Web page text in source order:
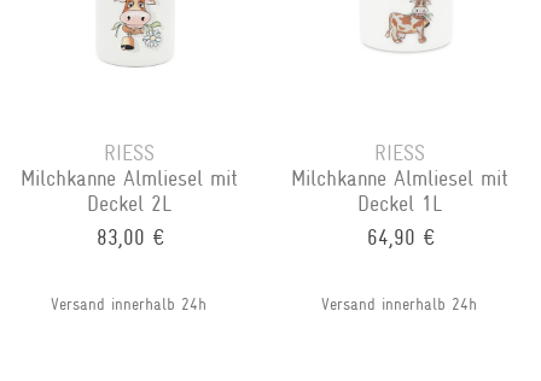
RIESS
Milchkanne Almliesel mit
Deckel 2L
83,00 €
Versand innerhalb 24h
RIESS
Milchkanne Almliesel mit
Deckel 1L
64,90 €
Versand innerhalb 24h